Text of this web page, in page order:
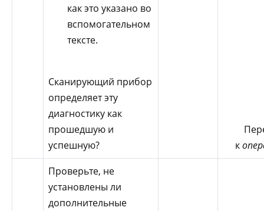
как это указано во
вспомогательном
тексте.
Сканирующий прибор
определяет эту
диагностику как
прошедшую и
успешную?
к
Проверьте, не
установлены ли
дополнительные